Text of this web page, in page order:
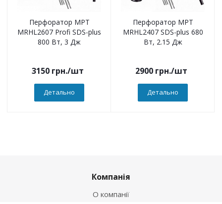
Перфоратор MPT
MRHL2607 Profi SDS-plus
800 Вт, 3 Дж
3150грн./шт
Детально
Перфоратор MPT
MRHL2407 SDS-plus 680
Вт, 2.15 Дж
2900грн./шт
Детально
Компанія
О компанії